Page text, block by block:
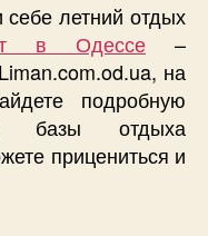
летний отдых
в Одессе –
на
подробную
базы отдыха
прицениться и